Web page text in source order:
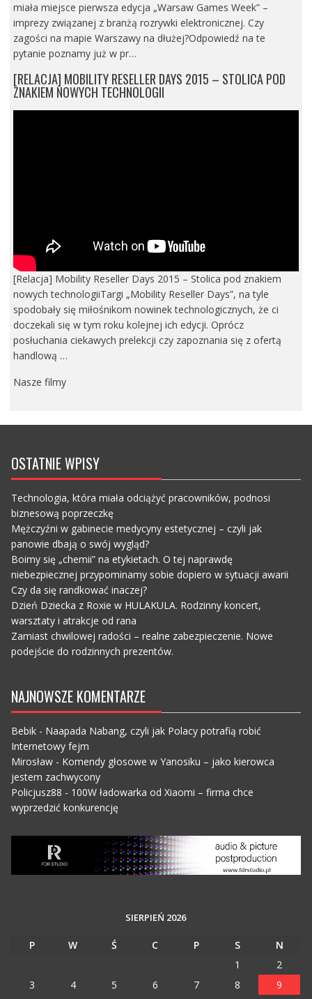
miała miejsce pierwsza edycja „Warsaw Games Week” –
imprezy związanej z branżą rozrywki elektronicznej. Czy
zagości na mapie Warszawy na dłużej?Odpowiedź na te
pytanie poznamy już w pr…
[RELACJA] MOBILITY RESELLER DAYS 2015 – STOLICA POD
ZNAKIEM NOWYCH TECHNOLOGII
[Relacja] Mobility Reseller Days 2015 – Stolica pod znakiem
nowych technologiiTargi „Mobility Reseller Days”, na tyle
spodobały się miłośnikom nowinek technologicznych, że ci
doczekali się w tym roku kolejnej ich edycji. Oprócz
posłuchania ciekawych prelekcji czy zapoznania się z ofertą
handlową …
Nasze filmy
OSTATNIE WPISY
Technologia, która miała odciążyć pracowników, podnosi
biznesową poprzeczkę
Mężczyźni w gabinecie medycyny estetycznej – czyli jak
panowie dbają o swój wygląd?
Boimy się „chemii” na etykietach. O tej naprawdę
niebezpiecznej przypominamy sobie dopiero w sytuacji awarii
Czy da się randkować inaczej?
Dzień Dziecka z Roxie w HULAKULA. Rodzinny koncert,
warsztaty i atrakcje od rana
Zamiast chwilowej radości – realne zabezpieczenie. Nowe
podejście do rodzinnych prezentów.
NAJNOWSZE KOMENTARZE
Bebik- Naapada Nabang, czyli jak Polacy potrafią robić
Internetowy fejm
Mirosław- Komendy głosowe w Yanosiku – jako kierowca
jestem zachwycony
Policjusz88 - 100W ładowarka od Xiaomi – firma chce
wyprzedzić konkurencję
SIERPIEŃ 2026
P W Ś C P S
N
1
2
3
4 5 6 7 8
9